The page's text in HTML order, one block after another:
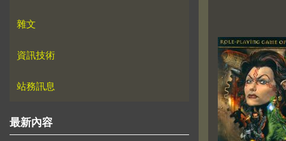
雜文
資訊技術
站務訊息
最新內容